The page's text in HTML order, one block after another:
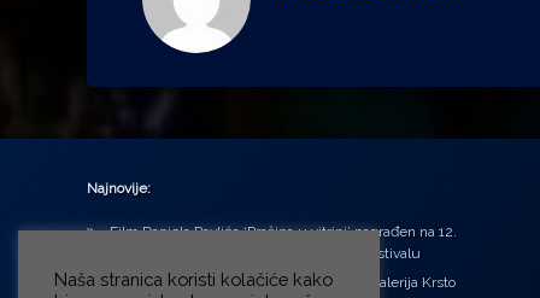
Najnovije:
Film Daniela Pavlića ‘Prašina u vitrini’ nagrađen na 12.
Green Montenegro International Film Festivalu
U središtu Petrinje otvorena obnovljena Galerija Krsto
Naša stranica koristi kolačiće kako